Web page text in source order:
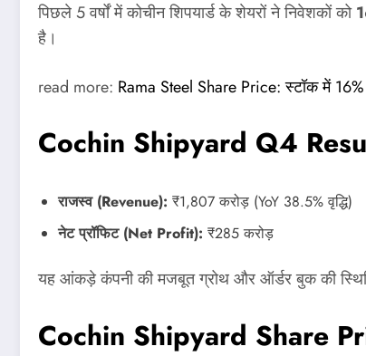
पिछले 5 वर्षों में कोचीन शिपयार्ड के शेयरों ने निवेशकों को
है।
read more: Rama Steel Share Price: स्टॉक में
Cochin Shipyard Q4
राजस्व (Revenue): ₹1,807 करोड़ (YoY 38.5% वृद्धि)
नेट प्रॉफिट (Net Profit): ₹285 करोड़
यह आंकड़े कंपनी की मजबूत ग्रोथ और ऑर्डर बुक की
Cochin Shipyard Share